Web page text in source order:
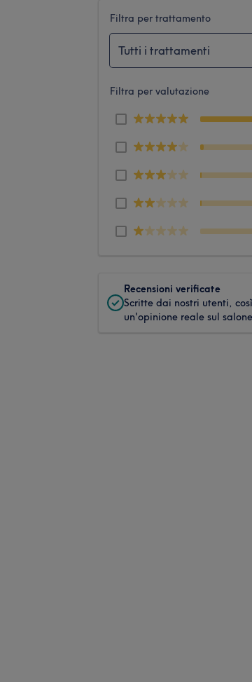
Filtra per trattamento
Tutti i trattamenti
Filtra per valutazione
Recensioni verificate
Scritte dai nostri utenti,
un'opinione reale sul